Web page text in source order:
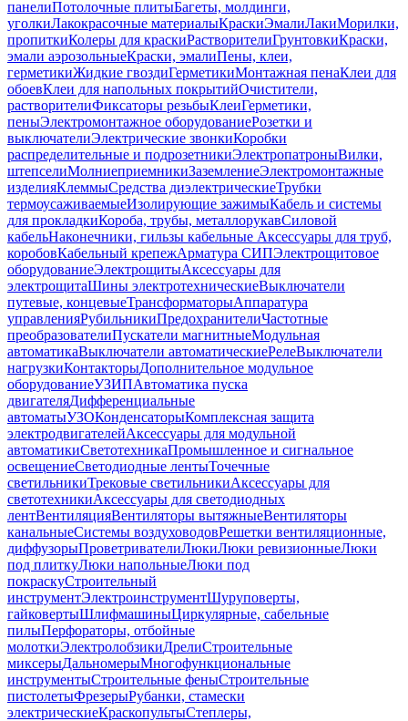
панелиПотолочные плитыБагеты, молдинги,
уголкиЛакокрасочные материалыКраскиЭмалиЛакиМорилки,
пропиткиКолеры для краскиРастворителиГрунтовкиКраски,
эмали аэрозольныеКраски, эмалиПены, клеи,
герметикиЖидкие гвоздиГерметикиМонтажная пенаКлеи для
обоевКлеи для напольных покрытийОчистители,
растворителиФиксаторы резьбыКлеиГерметики,
пеныЭлектромонтажное оборудованиеРозетки и
выключателиЭлектрические звонкиКоробки
распределительные и подрозетникиЭлектропатроныВилки,
штепселиМолниеприемникиЗаземлениеЭлектромонтажные
изделияКлеммыСредства диэлектрическиеТрубки
термоусаживаемыеИзолирующие зажимыКабель и системы
для прокладкиКороба, трубы, металлорукавСиловой
кабельНаконечники, гильзы кабельные Аксессуары для труб,
коробовКабельный крепежАрматура СИПЭлектрощитовое
оборудованиеЭлектрощитыАксессуары для
электрощитаШины электротехническиеВыключатели
путевые, концевыеТрансформаторыАппаратура
управленияРубильникиПредохранителиЧастотные
преобразователиПускатели магнитныеМодульная
автоматикаВыключатели автоматическиеРелеВыключатели
нагрузкиКонтакторыДополнительное модульное
оборудованиеУЗИПАвтоматика пуска
двигателяДифференциальные
автоматыУЗОКонденсаторыКомплексная защита
электродвигателейАксессуары для модульной
автоматикиСветотехникаПромышленное и сигнальное
освещениеСветодиодные лентыТочечные
светильникиТрековые светильникиАксессуары для
светотехникиАксессуары для светодиодных
лентВентиляцияВентиляторы вытяжныеВентиляторы
канальныеСистемы воздуховодовРешетки вентиляционные,
диффузорыПроветривателиЛюкиЛюки ревизионныеЛюки
под плиткуЛюки напольныеЛюки под
покраскуСтроительный
инструментЭлектроинструментШуруповерты,
гайковертыШлифмашиныЦиркулярные, сабельные
пилыПерфораторы, отбойные
молоткиЭлектролобзикиДрелиСтроительные
миксерыДальномерыМногофункциональные
инструментыСтроительные феныСтроительные
пистолетыФрезерыРубанки, стамески
электрическиеКраскопультыСтеплеры,